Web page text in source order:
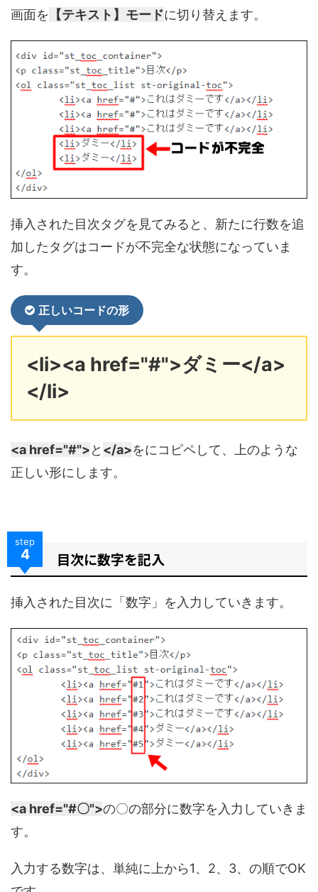
画面を 【テキスト】モードに切り替えます。
挿入された目次タグを見てみると、新たに行数を追
加したタグはコードが不完全な状態になっていま
す。
正しいコードの形
<li><a href="#">ダミー</a>
</li>
<a href="#">と </a>をにコピペして、上のような
正しい形にします。
step
4 目次に数字を記入
挿入された目次に「数字」を入力していきます。
<a href="#〇">の〇の部分に数字を入力していきま
す。
入力する数字は、単純に上から1、2、3、の順でOK